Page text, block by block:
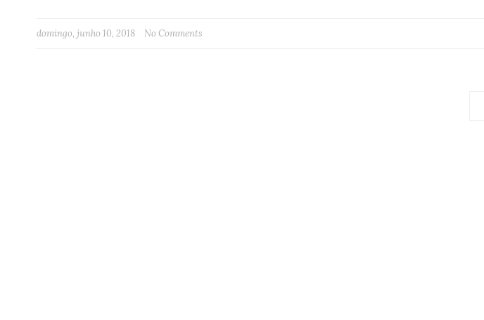
domingo, junho 10, 2018 No Comments